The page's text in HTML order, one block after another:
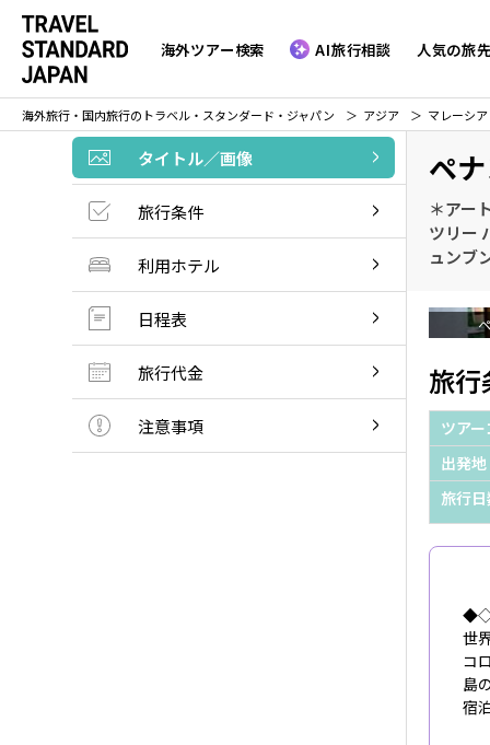
海外ツアー検索 AI旅行相談 人気の旅
海外旅行・国内旅行のトラベル・スタンダード・ジャパン アジア マレーシア
タイトル／画像
旅行条件
利用ホテル
日程表
旅行代金
注意事項
ペ
＊アー
ツリー
ュンブ
旅行
ツア
出発地
旅行
◆◇
世
コ
島
宿